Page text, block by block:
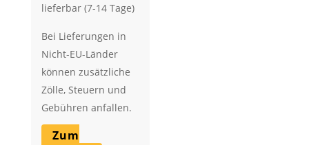
lieferbar (7-14 Tage)
Bei Lieferungen in
Nicht-EU-Länder
können zusätzliche
Zölle, Steuern und
Gebühren anfallen.
Zum